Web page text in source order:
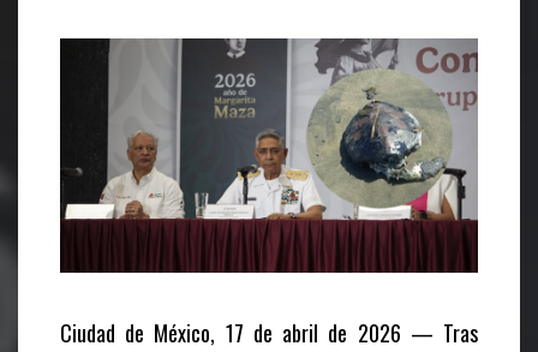
Ciudad de México, 17 de abril de 2026 — Tras